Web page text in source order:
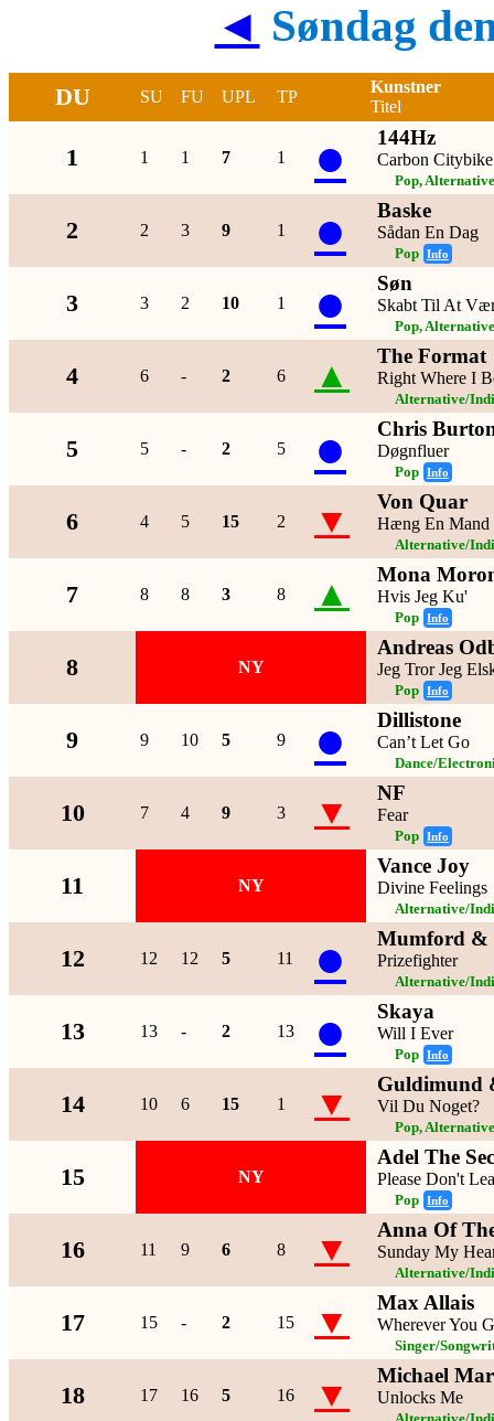
◄ Søndag
DU SU FU UPL TP
Kunstner
Titel
1 1 1 7 1 ● 144Hz
Carbon Citybike
Pop,
2 2 3 9 1 ● Baske
Sådan En Dag
Pop Info
3 3 2 10 1 ● Søn
Skabt Til At
Pop,
4 6 - 2 6 ▲ The Format
Right Where I
Alternative/
5 5 - 2 5 ● Chris
Døgnfluer
Pop Info
6 4 5 15 2 ▼ Von Quar
Hæng En Mand
Alternative/
7 8 8 3 8 ▲ Mona
Hvis Jeg Ku'
Pop Info
8 NY
Andreas
Jeg Tror Jeg
Pop Info
9 9 10 5 9 ● Dillistone
Can’t Let Go
Dance/
10 7 4 9 3 ▼ NF
Fear
Pop Info
11 NY
Vance Joy
Divine Feelings
Alternative/
12 12 12 5 11 ● Mumford &
Prizefighter
Alternative/
13 13 - 2 13 ● Skaya
Will I Ever
Pop Info
14 10 6 15 1 ▼ Guldimund
Vil Du Noget?
Pop,
15 NY
Adel The
Please Don't
Pop Info
16 11 9 6 8 ▼ Anna Of
Sunday My
Alternative/
17 15 - 2 15 ▼ Max Allais
Wherever You
Singer/
18 17 16 5 16 ▼ Michael
Unlocks Me